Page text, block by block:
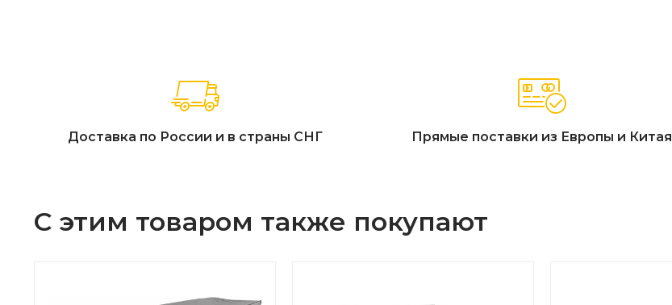
Доставка по России и в страны СНГ Прямые поставки из Европы и Китая
С этим товаром также покупают